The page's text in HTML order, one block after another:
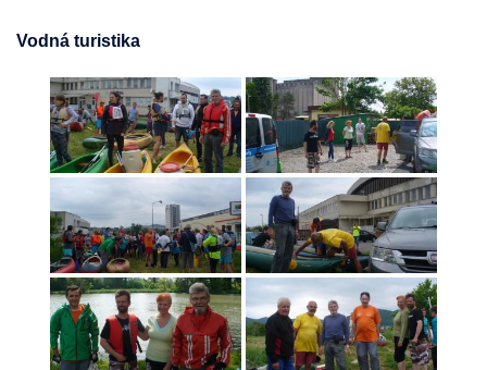
Vodná turistika